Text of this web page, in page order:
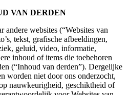
VAN DERDEN
andere websites (“Websites van
tekst, grafische afbeeldingen,
geluid, video, informatie,
inhoud of items die toebehoren
(“Inhoud van derden”). Dergelijke
worden niet door ons onderzocht,
nauwkeurigheid, geschiktheid of